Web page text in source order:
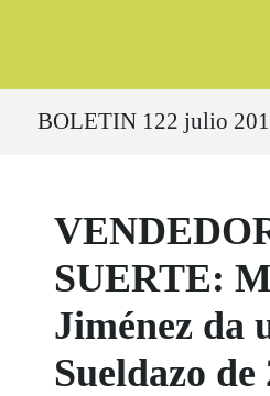
BOLETIN 122 julio
SUERTE:
Jiménez da
Sueldazo de